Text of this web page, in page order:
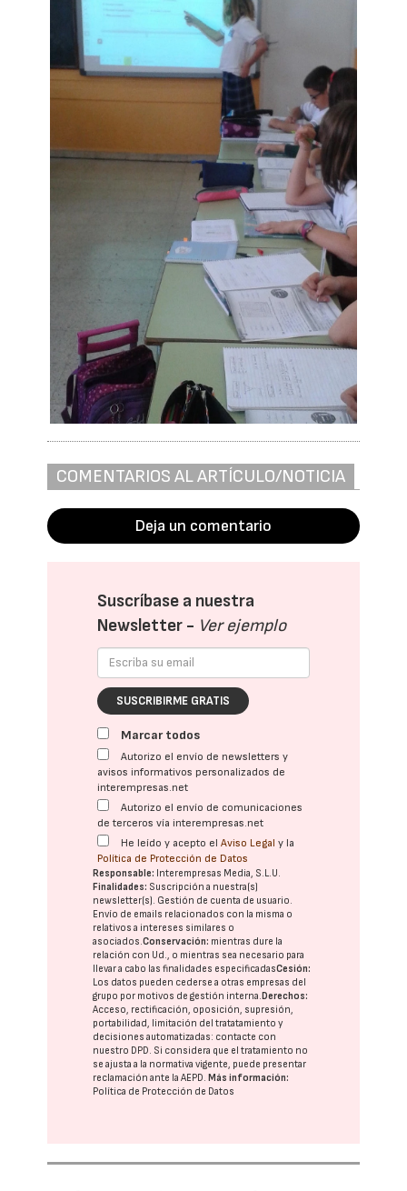
COMENTARIOS AL ARTÍCULO/NOTICIA
Deja un comentario
Suscríbase a nuestra
Newsletter - Ver ejemplo
SUSCRIBIRME GRATIS
Marcar todos
Autorizo el envío de newsletters y
avisos informativos personalizados de
interempresas.net
Autorizo el envío de comunicaciones
de terceros vía interempresas.net
He leído y acepto elAviso Legal y la
Política de Protección de Datos
Responsable: Interempresas Media, S.L.U.
Finalidades: Suscripción a nuestra(s)
newsletter(s). Gestión de cuenta de usuario.
Envío de emails relacionados con la misma o
relativos a intereses similares o
asociados.Conservación: mientras dure la
relación con Ud., o mientras sea necesario para
llevar a cabo las finalidades especificadasCesión:
Los datos pueden cederse a otras empresas del
grupo por motivos de gestión interna.Derechos:
Acceso, rectificación, oposición, supresión,
portabilidad, limitación del tratatamiento y
decisiones automatizadas: contacte con
nuestro DPD. Si considera que el tratamiento no
se ajusta a la normativa vigente, puede presentar
reclamación ante laAEPD.Más información:
Política de Protección de Datos